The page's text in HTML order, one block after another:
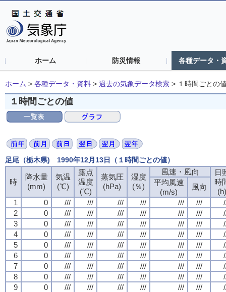
ホーム 防災情報 各種データ・
ホーム > 各種データ・資料 > 過去の気象データ検索 > １時間ごとの
１時間ごとの値
足尾（栃木県) 1990年12月13日（１時間ごとの値）
時
降水量
(mm)
気温
(℃)
露点
温度
(℃)
蒸気圧
(hPa)
湿度
(％)
風速・風向
日
時
(h)
平均風速
(m/s)
風向
1
0 /// /// /// /// /// ///
2
0 /// /// /// /// /// ///
3
0 /// /// /// /// /// ///
4
0 /// /// /// /// /// ///
5
0 /// /// /// /// /// ///
6
0 /// /// /// /// /// ///
7
0 /// /// /// /// /// ///
8
0 /// /// /// /// /// ///
9
0 /// /// /// /// /// ///